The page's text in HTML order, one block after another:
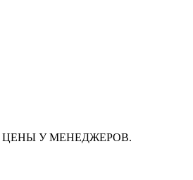
У МЕНЕДЖЕРОВ.